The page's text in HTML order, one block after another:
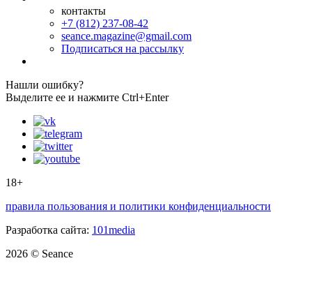
контакты
+7 (812) 237-08-42
seance.magazine@gmail.com
Подписаться на рассылку
Нашли ошибку?
Выделите ее и нажмите Ctrl+Enter
18+
правила пользования и политики конфиденциальности
Разработка сайта: 101media
2026 © Seance